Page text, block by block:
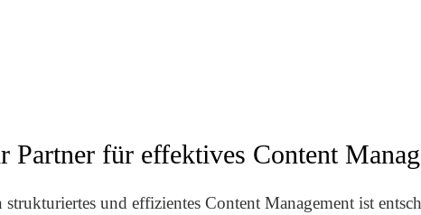
Partner für effektives Content
strukturiertes und effizientes Content Management ist